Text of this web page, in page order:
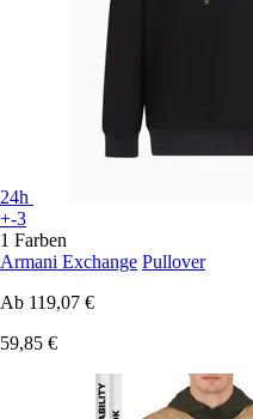
24h
+-3
1 Farben
Armani Exchange Pullover
Ab 119,07 €
59,85 €